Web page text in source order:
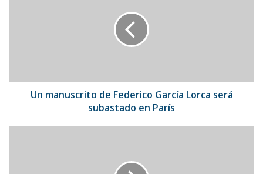
en
Un manuscrito de Federico García Lorca será
subastado en París